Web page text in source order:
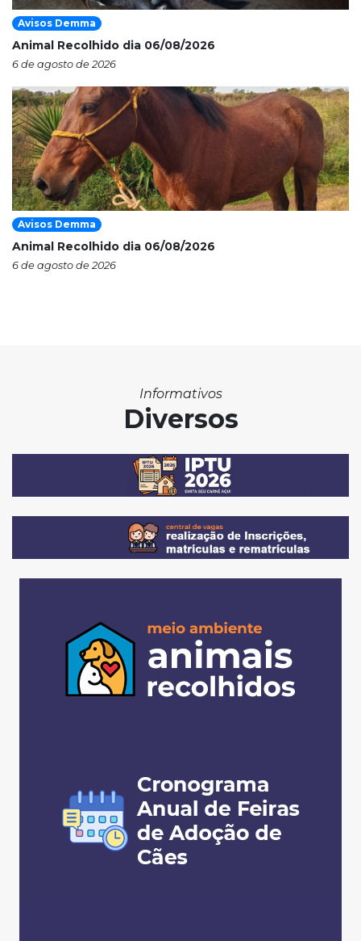
Avisos Demma
Animal Recolhido dia 06/08/2026
6 de agosto de 2026
Avisos Demma
Animal Recolhido dia 06/08/2026
6 de agosto de 2026
Informativos
Diversos